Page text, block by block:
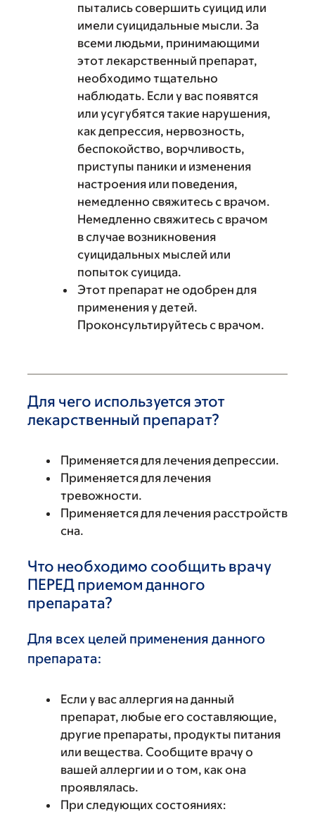
пытались совершить суицид или
имели суицидальные мысли. За
всеми людьми, принимающими
этот лекарственный препарат,
необходимо тщательно
наблюдать. Если у вас появятся
или усугубятся такие нарушения,
как депрессия, нервозность,
беспокойство, ворчливость,
приступы паники и изменения
настроения или поведения,
немедленно свяжитесь с врачом.
Немедленно свяжитесь с врачом
в случае возникновения
суицидальных мыслей или
попыток суицида.
Этот препарат не одобрен для
применения у детей.
Проконсультируйтесь с врачом.
Для чего используется этот
лекарственный препарат?
Применяется для лечения депрессии.
Применяется для лечения
тревожности.
Применяется для лечения расстройств
сна.
Что необходимо сообщить врачу
ПЕРЕД приемом данного
препарата?
Для всех целей применения данного
препарата:
Если у вас аллергия на данный
препарат, любые его составляющие,
другие препараты, продукты питания
или вещества. Сообщите врачу о
вашей аллергии и о том, как она
проявлялась.
При следующих состояниях: